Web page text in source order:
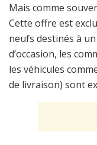
Mais comme
Cette offre est
neufs destinés à
d’occasion, les
les véhicules
de livraison) sont